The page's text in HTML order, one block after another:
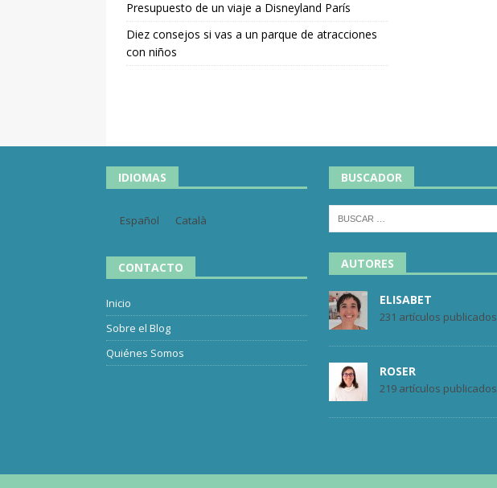
Presupuesto de un viaje a Disneyland París
Diez consejos si vas a un parque de atracciones
con niños
IDIOMAS
Español Català
CONTACTO
Inicio
Sobre el Blog
Quiénes Somos
BUSCADOR
AUTORES
ELISABET
231 artículos publicados
ROSER
219 artículos publicados